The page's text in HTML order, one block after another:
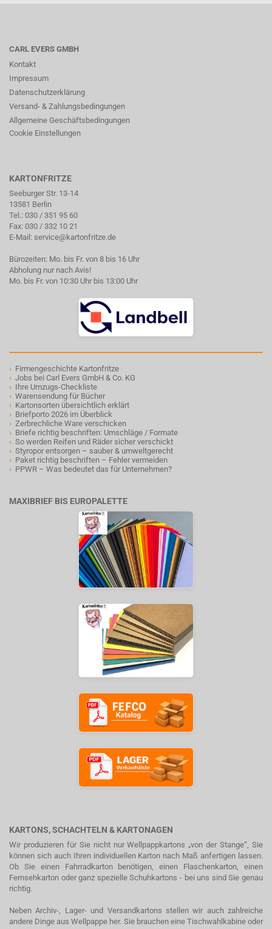
CARL EVERS GMBH
Kontakt
Impressum
Datenschutzerklärung
Versand- & Zahlungsbedingungen
Allgemeine Geschäftsbedingungen
Cookie Einstellungen
KARTONFRITZE
Seeburger Str. 13-14
13581 Berlin
Tel.: 030 / 351 95 60
Fax: 030 / 332 10 21
E-Mail: service@kartonfritze.de
Bürozeiten: Mo. bis Fr. von 8 bis 16 Uhr
Abholung nur nach Avis!
Mo. bis Fr. von 10:30 Uhr bis 13:00 Uhr
› Firmengeschichte Kartonfritze
› Jobs bei Carl Evers GmbH & Co. KG
› Ihre Umzugs-Checkliste
› Warensendung für Bücher
› Kartonsorten übersichtlich erklärt
› Briefporto 2026 im Überblick
› Zerbrechliche Ware verschicken
› Briefe richtig beschriften: Umschläge / Formate
› So werden Reifen und Räder sicher verschickt
› Styropor entsorgen – sauber & umweltgerecht
› Paket richtig beschriften – Fehler vermeiden
› PPWR – Was bedeutet das für Unternehmen?
MAXIBRIEF BIS EUROPALETTE
KARTONS, SCHACHTELN & KARTONAGEN
Wir produzieren für Sie nicht nur Wellpappkartons „von der Stange“, Sie
können sich auch Ihren individuellen Karton nach Maß anfertigen lassen.
Ob Sie einen Fahrradkarton benötigen, einen Flaschenkarton, einen
Fernsehkarton oder ganz spezielle Schuhkartons - bei uns sind Sie genau
richtig.
Neben Archiv-, Lager- und Versandkartons stellen wir auch zahlreiche
andere Dinge aus Wellpappe her. Sie brauchen eine Tischwahlkabine oder